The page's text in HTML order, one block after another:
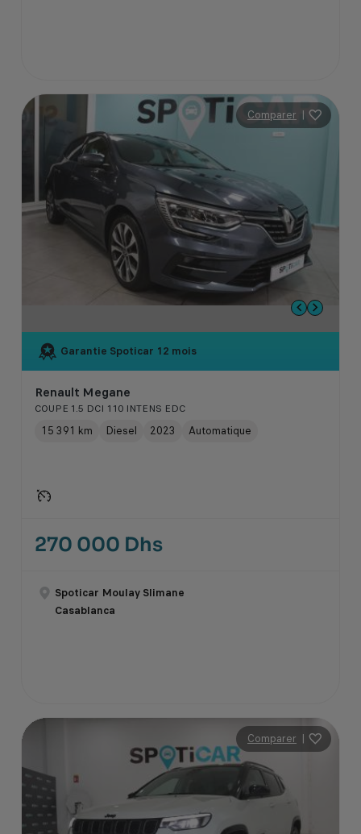
Comparer |
Garantie Spoticar 12 mois
Renault Megane
COUPE 1.5 DCI 110 INTENS EDC
15 391 km Diesel 2023 Automatique
270 000 Dhs
Spoticar Moulay Slimane
Casablanca
Comparer |